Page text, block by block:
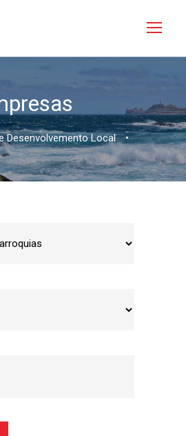
Desenvolvemento Local •